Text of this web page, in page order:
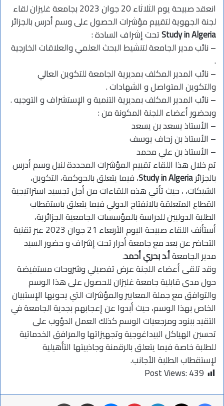
انعقد صبيحة يوم الثلاثاء 20 جوان 2023 بجامعة غليزان لقاء
لجنة الجهوية لتقييم مؤشرات الحصول على وسم أدرس بالجزائر
Study in Algeriaتحت إشراف السادة :
– نائب مدير الجامعة لتنشيط البحث العلمي والعلاقات الخارجية
.
– نائب المدير المكلف بمديرية الجامعة للتكوين العالي
والتكوين المتواصل و الشهادات .
– نائب المدير المكلف بمديرية التنمية و الإستشراف و التوجيه .
وبحضور أعضاء اللجنة المكونة من :
– الأستاذ يسعد بن يسعد
– الأستاذ بن زحاف يوسف
– الأستاذ بن علي محمد
تم خلال هذا اللقاء تقييم المؤشرات المحددة لنيل وسم أدرس
بالجزائرStudy in Algeria، فيما يتعلق بالحوكمة، التكوين،
الشبكات، ، حيث تأتي هذه اللقاءات من أجل تجسيد استراتيجية
القطاع المتعلقة بالانفتاح الدولي فيما يتعلق باستقطاب
الطلبة الدوليين للدراسة بالمؤسسات الجامعية الجزائرية،
أستأنف اللقاء صبيحة اليوم الأربعاء 21 جوان 2023 عبر تقنية
التحاضر عن بعد مع جامعة أدرار تحت إشراف و حضور السيد
مدير الجامعةأ.د بحري أحمد.
وقد تلقى أعضاء اللجنة عرض تفصيلي وشروحات مستفيضة
حول مدى قابلية جامعة غليزان للحصول على هذا الوسم
والتوافق مع جملة المعايير والمؤشرات التي يحويها الإستبيان
الخاص بهذا الوسم، حيث أبدوا عن إعجابهم بجدية الجامعة في
التقيد ببنود ومرجعيات الوسم كذلك العمل الدؤوب على
تحسين الهياكل البيداغوجية وتجهيزاتها والمرافق الخدماتية
للطلبة خاصة فيما يتعلق بالرقمنة وجاذبيتها التأهيلية
لإستقطاب الطلبة الأجانب.
Post Views:439